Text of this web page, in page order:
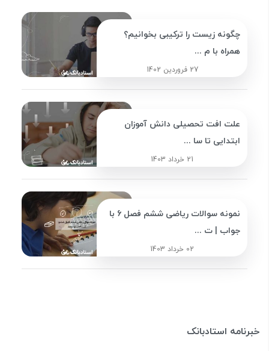
چگونه زیست را ترکیبی بخوانیم؟
همراه با م ...
27 فروردین 1402
علت افت تحصیلی دانش آموزان
ابتدایی تا سا ...
21 خرداد 1403
نمونه سوالات ریاضی ششم فصل 6 با
جواب | ت ...
02 خرداد 1403
خبرنامه استادبانک